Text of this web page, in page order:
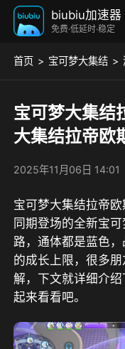
biubiu加速器
免费·低延时·稳定
首页 宝可梦大集结
宝可梦大集结
大集结拉帝欧
2025年11月06日 14:01
宝可梦大集结拉帝
同期登场的全新宝
路，通体都是蓝色
的成长上限，很多
解，下文就详细介
起来看看吧。